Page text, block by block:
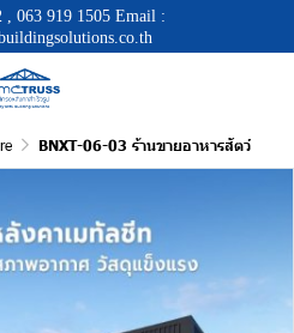
, 063 919 1505Email :
BNXT-06-03 ร้านขายอาหารสัตว์